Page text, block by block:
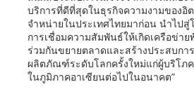
บริการที่ดีที่สุดในธุรกิจความงามของอิ
จำหน่ายในประเทศไทยมาก่อน นำไป
การเชื่อมความสัมพันธ์ให้เกิดเครือข่า
ร่วมกันขยายตลาดและสร้างประสบก
ผลิตภัณฑ์ระดับโลกครั้งใหม่แก่ผู้บริโภ
ในภูมิภาคอาเซียนต่อไปในอนาคต”